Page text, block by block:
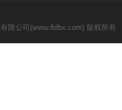
限公司(www.fbfbx.com) 版权所